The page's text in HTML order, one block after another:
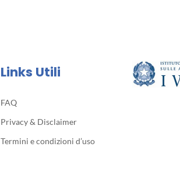
Links Utili
FAQ
Privacy & Disclaimer
Termini e condizioni d’uso